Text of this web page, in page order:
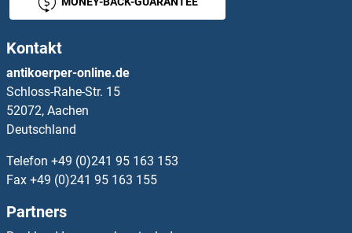
MT1M ELISA Kits
MT2A ELISA Kits
MT3 ELISA Kits
MTA2 ELISA Kits
MTAP ELISA Kits
MTCH1 ELISA Kits
Kontakt
antikoerper-online.de
Schloss-Rahe-Str. 15
52072, Aachen
Deutschland
Telefon +49 (0)241 95 163 153
Fax +49 (0)241 95 163 155
Partners